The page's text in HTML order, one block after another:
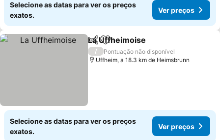
Selecione as datas para ver os preços
exatos.
Ver preços
PartilharAdicionar aos favoritos
La Uffheimoise
/
Pontuação não disponível
Uffheim, a 18.3 km de Heimsbrunn
Selecione as datas para ver os preços
exatos.
Ver preços